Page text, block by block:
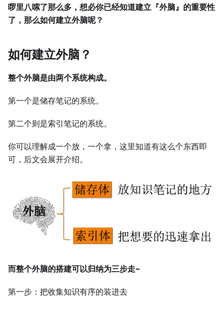
啰里八嗦了那么多，想必你已经知道建立『外脑』的重要性
了，那么如何建立外脑呢？
如何建立外脑？
整个外脑是由两个系统构成。
第一个是储存笔记的系统。
第二个则是索引笔记的系统。
你可以理解成一个放，一个拿，这里知道有这么个东西即
可，后文会展开介绍。
而整个外脑的搭建可以归纳为三步走~
第一步：把收集知识有序的装进去